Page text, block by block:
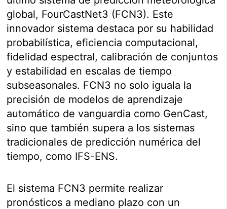
global, FourCastNet3 (FCN3). Este
innovador sistema destaca por su habilidad
probabilística, eficiencia computacional,
fidelidad espectral, calibración de conjuntos
y estabilidad en escalas de tiempo
subseasonales. FCN3 no solo iguala la
precisión de modelos de aprendizaje
automático de vanguardia como GenCast,
sino que también supera a los sistemas
tradicionales de predicción numérica del
tiempo, como IFS-ENS.
El sistema FCN3 permite realizar
pronósticos a mediano plazo con un